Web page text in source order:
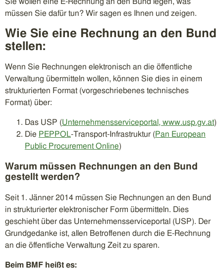
müssen Sie dafür tun? Wir sagen es Ihnen und zeigen.
Wie Sie eine Rechnung an den Bund
stellen:
Wenn Sie Rechnungen elektronisch an die öffentliche
Verwaltung übermitteln wollen, können Sie dies in einem
strukturierten Format (vorgeschriebenes technisches
Format) über:
Das USP (Unternehmensserviceportal, www.usp.gv.at)
Die PEPPOL-Transport-Infrastruktur (Pan European
Public Procurement Online)
Warum müssen Rechnungen an den Bund
gestellt werden?
Seit 1. Jänner 2014 müssen Sie Rechnungen an den Bund
in strukturierter elektronischer Form übermitteln. Dies
geschieht über das Unternehmensserviceportal (USP). Der
Grundgedanke ist, allen Betroffenen durch die E-Rechnung
an die öffentliche Verwaltung Zeit zu sparen.
Beim BMF heißt es: